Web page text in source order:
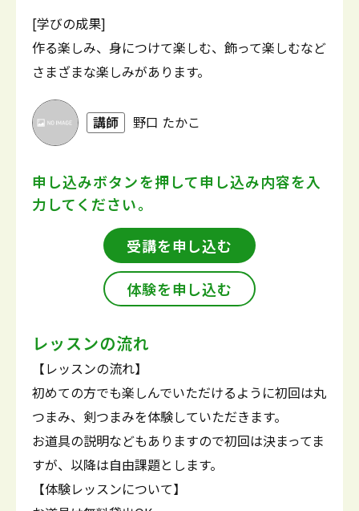
[学びの成果]
作る楽しみ、身につけて楽しむ、飾って楽しむなど
さまざまな楽しみがあります。
講師 野口 たかこ
申し込みボタンを押して申し込み内容を入
力してください。
受講を申し込む
体験を申し込む
レッスンの流れ
【レッスンの流れ】
初めての方でも楽しんでいただけるように初回は丸
つまみ、剣つまみを体験していただきます。
お道具の説明などもありますので初回は決まってま
すが、以降は自由課題とします。
【体験レッスンについて】